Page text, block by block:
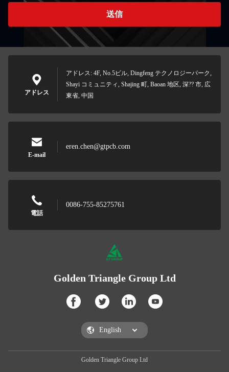
送信
アドレス
アドレス: 4F, No.5ビル, Dingfeng テクノロジーパーク,
Shayi コミュニティ, Shajing 町, Baoan 地区, 深?? 市, 広
東省, 中国
E-mail
eren.chen@gtpcb.com
電話
0086-755-85275761
Golden Triangle Group Ltd
Golden Triangle Group Ltd